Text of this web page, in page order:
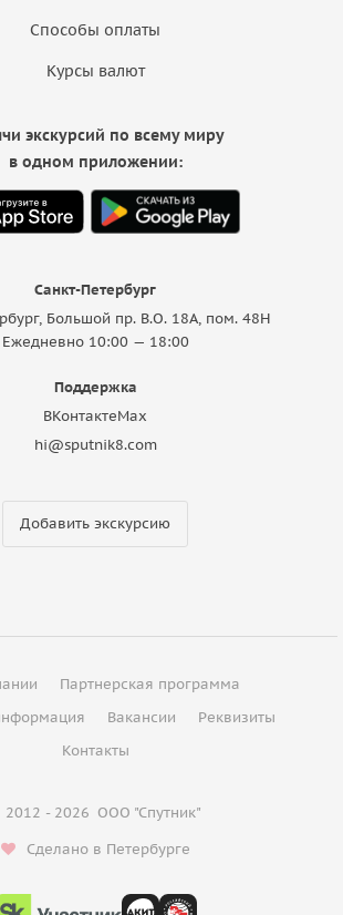
Способы оплаты
Курсы валют
Санкт-Петербург
Большой пр. В.О. 18A, пом. 48Н
Ежедневно 10:00 — 18:00
Поддержка
ВКонтактеMax
hi@sputnik8.com
Добавить экскурсию
экскурсий по всему миру
в одном приложении:
Партнерская программа
Вакансии
Реквизиты
Контакты
2012 - 2026 ООО "Спутник"
Сделано в Петербурге